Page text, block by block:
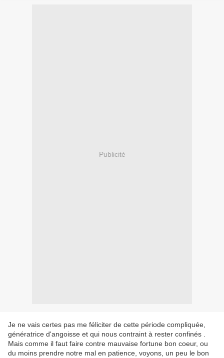
Publicité
Je ne vais certes pas me féliciter de cette période compliquée,
génératrice d'angoisse et qui nous contraint à rester confinés .
Mais comme il faut faire contre mauvaise fortune bon coeur, ou
du moins prendre notre mal en patience, voyons, un peu le bon